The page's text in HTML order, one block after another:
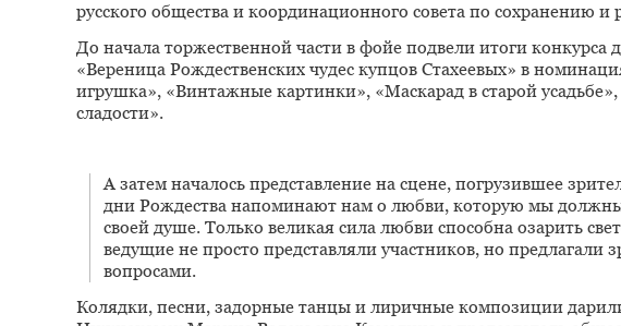
русского общества и координационного совета по сохранению и
До начала торжественной части в фойе подвели итоги конкурса
«Вереница Рождественских чудес купцов Стахеевых» в
игрушка», «Винтажные картинки», «Маскарад в старой
сладости».
А затем началось представление на сцене, погрузившее
дни Рождества напоминают нам о любви, которую мы должны
своей душе. Только великая сила любви способна озарить
ведущие не просто представляли участников, но предлагали
вопросами.
Колядки, песни, задорные танцы и лиричные композиции